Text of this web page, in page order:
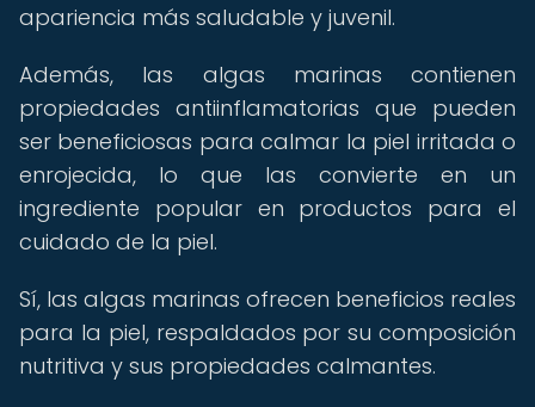
apariencia más saludable y juvenil.
Además, las algas marinas contienen
propiedades antiinflamatorias que pueden
ser beneficiosas para calmar la piel irritada o
enrojecida, lo que las convierte en un
ingrediente popular en productos para el
cuidado de la piel.
Sí, las algas marinas ofrecen beneficios reales
para la piel, respaldados por su composición
nutritiva y sus propiedades calmantes.